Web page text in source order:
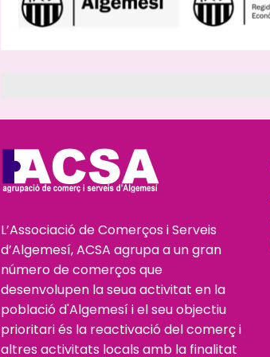
L’Associació de Comerços i Serveis
d’Algemesí, ACSA agrupa a un gran
número de comerços que
desenvolupen la seua activitat en la
població d'Algemesí i el seu objectiu
prioritari és la reactivació del comerç i
altres activitats locals amb la finalitat